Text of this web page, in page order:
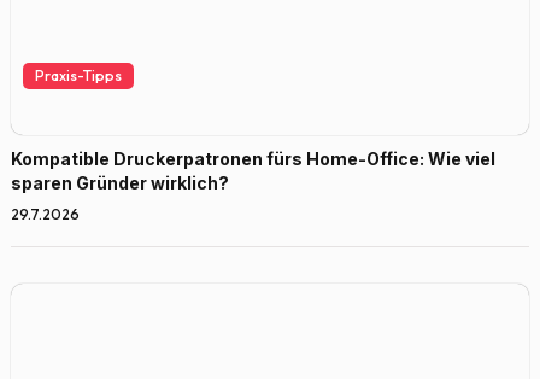
Praxis-Tipps
Kompatible Druckerpatronen fürs Home-Office: Wie viel
sparen Gründer wirklich?
29.7.2026